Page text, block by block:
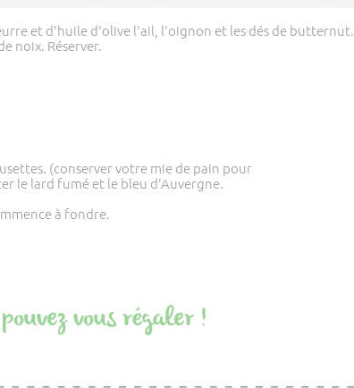
et d'huile d'olive l'ail, l'oignon et les dés de butternut.
noix. Réserver.
(conserver votre mie de pain pour
le lard fumé et le bleu d'Auvergne.
à fondre.
vous régaler !